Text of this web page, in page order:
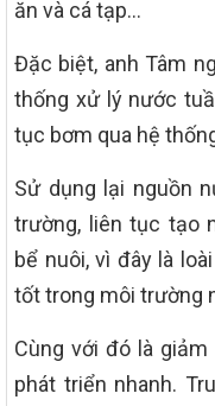
ăn và cá tạp…
Đặc biệt, anh Tâm
thống xử lý nước
tục bơm qua hệ
Sử dụng lại nguồn
trường, liên tục tạo
bể nuôi, vì đây là
tốt trong môi trường
Cùng với đó là
phát triển nhanh.